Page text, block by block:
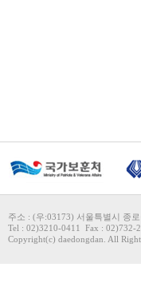
주소 : (우:03173) 서울특별시 종
Tel : 02)3210-0411 Fax :
Copyright(c) daedongdan. All